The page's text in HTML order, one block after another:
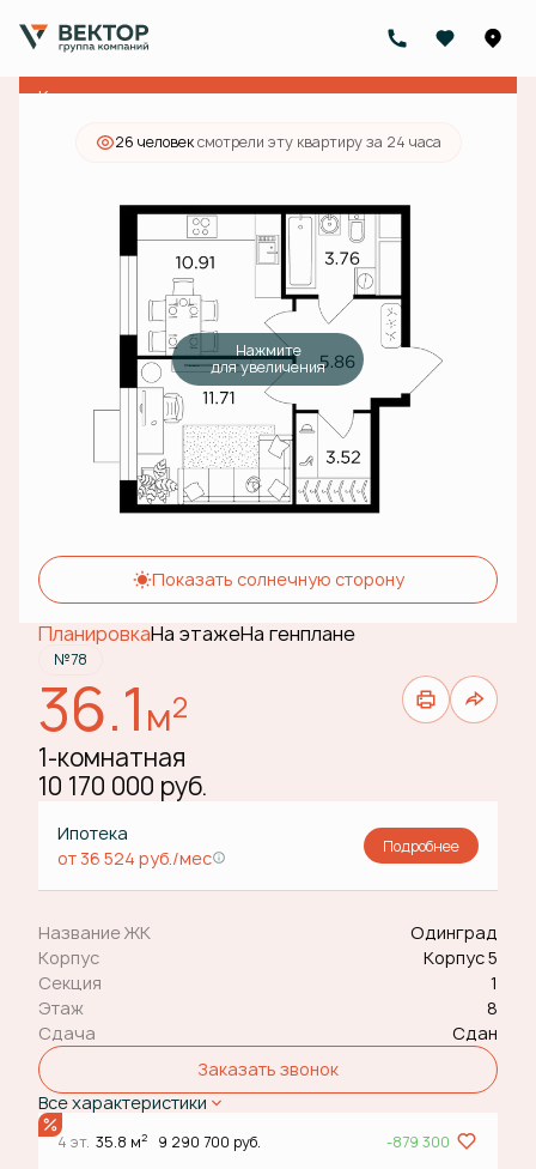
1-комнатная 10 170 000 руб.
Ипотекаот 36 524 руб./мес.
Квартира с ключами
26 человексмотрели эту квартиру за 24 часа
Нажмите
для увеличения
Показать солнечную сторону
ПланировкаНа этажеНа генплане
№78
36.1м2
1-комнатная
10 170 000 руб.
Ипотека
от 36 524 руб./мес
Подробнее
Название ЖК
Одинград
Корпус
Корпус 5
Секция
1
Этаж
8
Сдача
Сдан
Заказать звонок
Все характеристики
4 эт. 35.8 м2 9 290 700 руб. -879 300